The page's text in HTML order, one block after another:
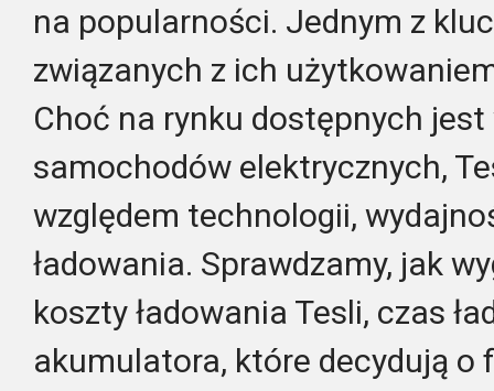
na popularności. Jednym z
związanych z ich
Choć na rynku dostępnych
samochodów elektrycznych,
względem technologii,
ładowania. Sprawdzamy, jak
koszty ładowania Tesli, czas
akumulatora, które decydują o